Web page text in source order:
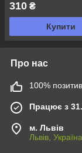
310 ₴
Купити
Про нас
100%
Працює з
м. Львів
Львів, Україна